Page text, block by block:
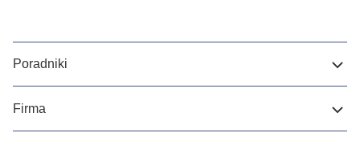
Poradniki
Firma